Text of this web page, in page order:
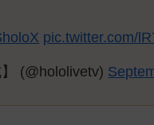
pic.twitter.com/
(@hololivetv)